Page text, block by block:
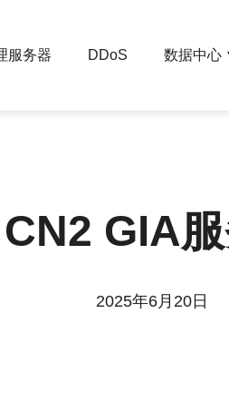
服务器 DDoS 数据中心
GIA
2025年6月20日